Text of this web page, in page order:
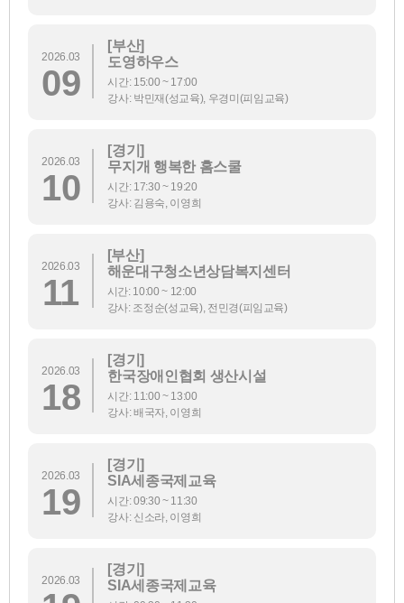
2026.03
09
[부산]
도영하우스
시간: 15:00 ~ 17:00
강사: 박민재(성교육), 우경미(피임교육)
2026.03
10
[경기]
무지개 행복한 홈스쿨
시간: 17:30 ~ 19:20
강사: 김용숙, 이영희
2026.03
11
[부산]
해운대구청소년상담복지센터
시간: 10:00 ~ 12:00
강사: 조정순(성교육), 전민경(피임교육)
2026.03
18
[경기]
한국장애인협회 생산시설
시간: 11:00 ~ 13:00
강사: 배국자, 이영희
2026.03
19
[경기]
SIA세종국제교육
시간: 09:30 ~ 11:30
강사: 신소라, 이영희
2026.03
[경기]
SIA세종국제교육